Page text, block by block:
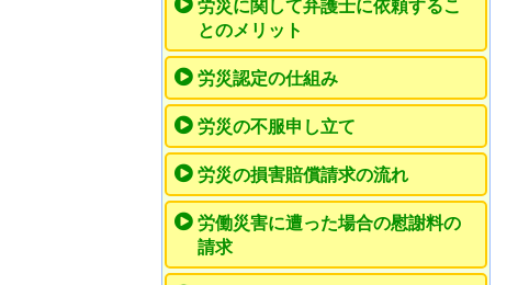
労災に関して弁護士に依頼するこ
とのメリット
労災認定の仕組み
労災の不服申し立て
労災の損害賠償請求の流れ
労働災害に遭った場合の慰謝料の
請求